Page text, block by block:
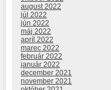
august 2022
júl 2022
jún 2022
máj 2022
apríl 2022
marec 2022
február 2022
január 2022
december 2021
november 2021